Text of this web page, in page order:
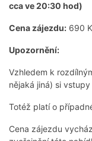
cca ve 20:30 hod)
Cena zájezdu: 690
Upozornění:
Vzhledem k
nějaká jiná) si
Totéž platí o
Cena zájezdu